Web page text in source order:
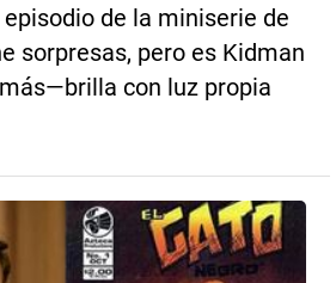
de la miniserie de
sorpresas, pero es Kidman
con luz propia